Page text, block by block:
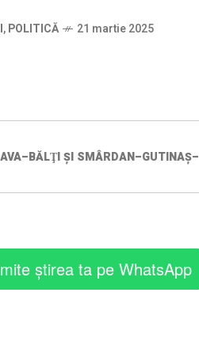
,POLITICĂ 21 martie 2025
ŞI SMÂRDAN–GUTINAŞ–
știrea ta pe WhatsApp